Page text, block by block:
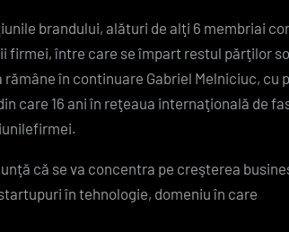
brandului, alături de alţi 6 membriai
firmei, între care se împart restul părţilor
în continuare Gabriel Melniciuc, cu
care 16 ani în reţeaua internaţională de
că se va concentra pe creşterea
în tehnologie, domeniu în care